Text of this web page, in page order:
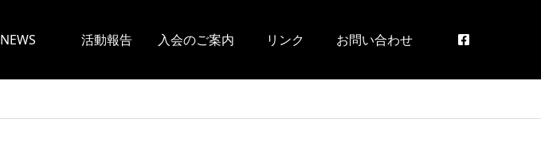
NEWS 活動報告 入会のご案内 リンク お問い合わせ